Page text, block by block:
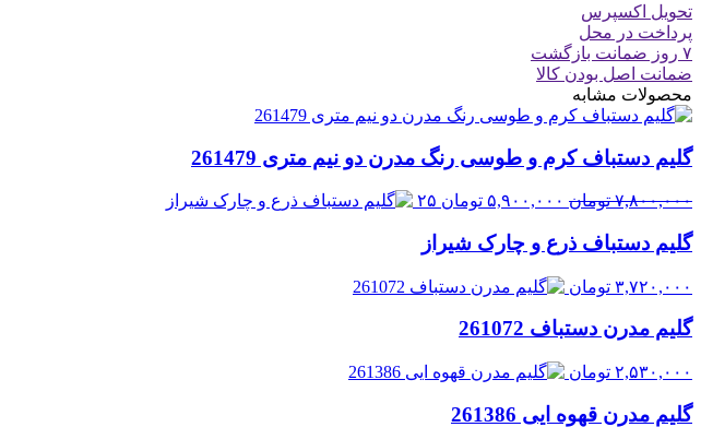
تحویل اکسپرس
پرداخت در محل
۷ روز ضمانت بازگشت
ضمانت اصل بودن کالا
محصولات مشابه
گلیم دستباف کرم و طوسی رنگ مدرن دو نیم متری 261479
۷,۸۰۰,۰۰۰ تومان قیمت
۷,۸۰۰,۰۰۰ تومان
بود.
۵,۹۰۰,۰۰۰ تومان قیمت
۵,۹۰۰,۰۰۰ تومان.
۲۵
گلیم دستباف ذرع و چارک شیراز
۳,۷۲۰,۰۰۰ تومان
گلیم مدرن دستباف 261072
۲,۵۳۰,۰۰۰ تومان
گلیم مدرن قهوه ایی 261386